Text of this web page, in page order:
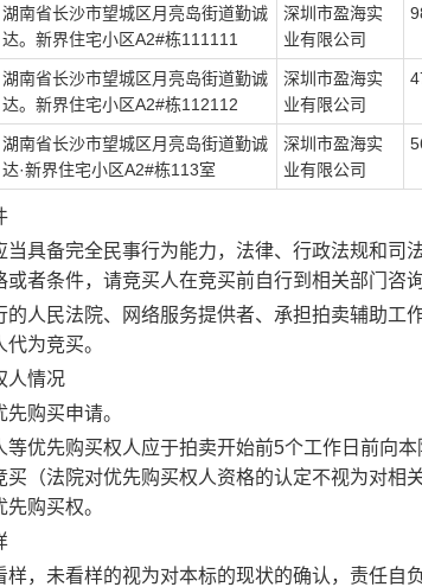
湖南省长沙市望城区月亮岛街道勤诚
达。新界住宅小区A2#栋111111
深圳市盈海实
业有限公司
湖南省长沙市望城区月亮岛街道勤诚
达。新界住宅小区A2#栋112112
深圳市盈海实
业有限公司
湖南省长沙市望城区月亮岛街道勤诚
达·新界住宅小区A2#栋113室
深圳市盈海实
业有限公司
当具备完全民事行为能力，法律、行政法规和
者条件，请竞买人在竞买前自行到相关部门咨询
的人民法院、网络服务提供者、承担拍卖辅助
为竞买。
人情况
购买申请。
等优先购买权人应于拍卖开始前5个工作日前向
买（法院对优先购买权人资格的认定不视为对相
购买权。
样，未看样的视为对本标的现状的确认，责任自